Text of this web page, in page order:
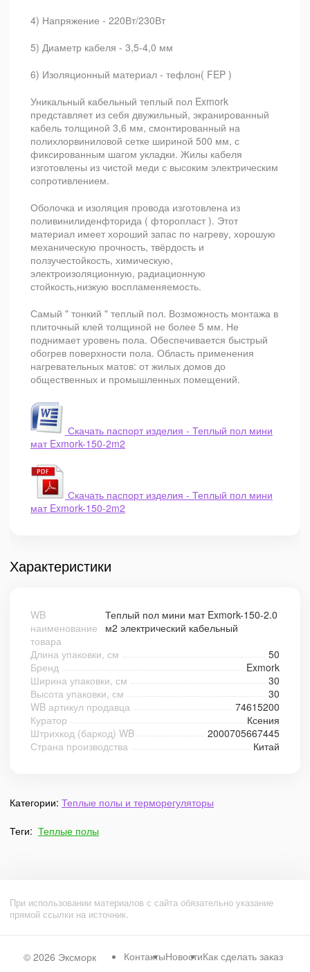
4) Напряжение - 220Вт/230Вт
5) Диаметр кабеля - 3,5-4,0 мм
6) Изоляционный материал - тефлон( FEP )
Уникальный кабельный теплый пол Exmork
представляет из себя двужильный, экранированный
кабель толщиной 3,6 мм, смонтированный на
полихлорвиниловой сетке шириной 500 мм, с
фиксированным шагом укладки. Жилы кабеля
изготовлены из чистой меди с высоким электрическим
сопротивлением.
Оболочка и изоляция провода изготовлена из
поливинилиденфторида ( фторопласт ). Этот
материал имеет хороший запас по нагреву, хорошую
механическую прочность, твёрдость и
ползучестойкость, химическую,
электроизоляционную, радиационную
стойкость,низкую воспламеняемость.
Самый " тонкий " теплый пол. Возможность монтажа в
плиточный клей толщиной не более 5 мм. Не
поднимает уровень пола. Обеспечивается быстрый
обогрев поверхности пола. Область применения
нагревательных матов: от жилых домов до
общественных и промышленных помещений.
Скачать паспорт изделия - Теплый пол мини
мат Exmork-150-2m2
Скачать паспорт изделия - Теплый пол мини
мат Exmork-150-2m2
Характеристики
WB
наименование
товара
Теплый пол мини мат Exmork-150-2.0
м2 электрический кабельный
Длина упаковки, см
50
Бренд
Exmork
Ширина упаковки, см
30
Высота упаковки, см
30
WB артикул продавца
74615200
Куратор
Ксения
Штрихкод (баркод) WB
2000705667445
Страна производства
Китай
Категории: Теплые полы и терморегуляторы
Теги: Теплые полы
При использовании материалов с сайта обязательно указание
прямой ссылки на источник.
© 2026 Эксморк КонтактыНовостиКак сделать заказ